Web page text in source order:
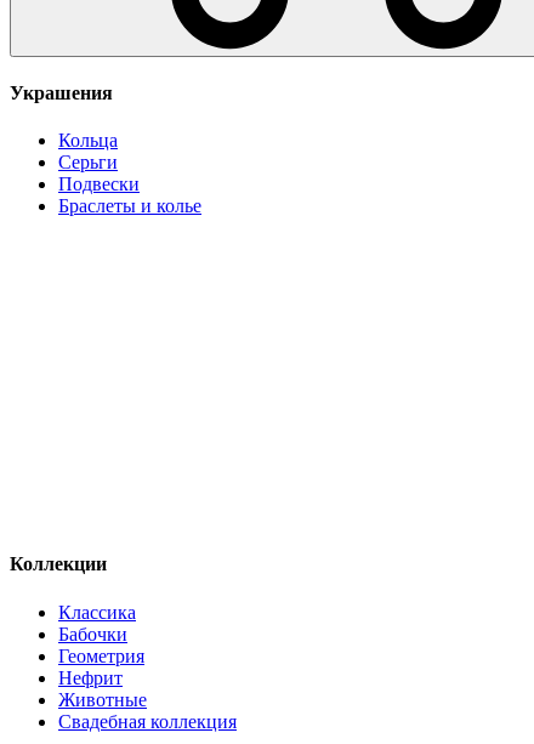
Украшения
Кольца
Серьги
Подвески
Браслеты и колье
Коллекции
Классика
Бабочки
Геометрия
Нефрит
Животные
Свадебная коллекция